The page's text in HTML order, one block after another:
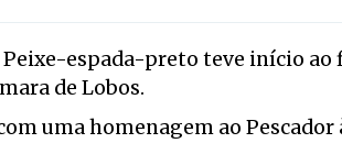
Peixe-espada-preto teve início
de Lobos.
uma homenagem ao